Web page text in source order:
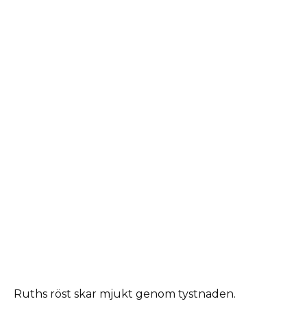
Ruths röst skar mjukt genom tystnaden.